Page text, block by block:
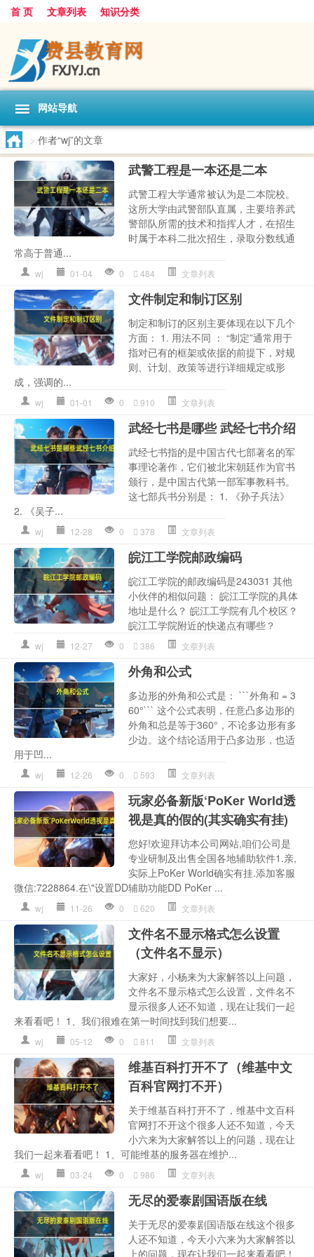
首 页 文章列表 知识分类
网站导航
> 作者“wj”的文章
武警工程是一本还是二本
武警工程大学通常被认为是二本院校。
这所大学由武警部队直属，主要培养武
警部队所需的技术和指挥人才，在招生
时属于本科二批次招生，录取分数线通
常高于普通...
wj 01-04 0 484 文章列表
文件制定和制订区别
制定和制订的区别主要体现在以下几个
方面： 1. 用法不同 ： “制定”通常用于
指对已有的框架或依据的前提下，对规
则、计划、政策等进行详细规定或形
成，强调的...
wj 01-01 0 910 文章列表
武经七书是哪些 武经七书介绍
武经七书指的是中国古代七部著名的军
事理论著作，它们被北宋朝廷作为官书
颁行，是中国古代第一部军事教科书。
这七部兵书分别是： 1. 《孙子兵法》
2. 《吴子...
wj 12-28 0 378 文章列表
皖江工学院邮政编码
皖江工学院的邮政编码是243031 其他
小伙伴的相似问题： 皖江工学院的具体
地址是什么？ 皖江工学院有几个校区？
皖江工学院附近的快递点有哪些？
wj 12-27 0 386 文章列表
外角和公式
多边形的外角和公式是： ```外角和 = 3
60°``` 这个公式表明，任意凸多边形的
外角和总是等于360°，不论多边形有多
少边。这个结论适用于凸多边形，也适
用于凹...
wj 12-26 0 593 文章列表
玩家必备新版‘PoKer World透
视是真的假的(其实确实有挂)
您好!欢迎拜访本公司网站,咱们公司是
专业研制及出售全国各地辅助软件1.亲,
实际上PoKer World确实有挂.添加客服
微信:7228864.在\"设置DD辅助功能DD PoKer ...
wj 11-26 0 620 文章列表
文件名不显示格式怎么设置
（文件名不显示）
大家好，小杨来为大家解答以上问题，
文件名不显示格式怎么设置，文件名不
显示很多人还不知道，现在让我们一起
来看看吧！ 1、我们很难在第一时间找到我们想要...
wj 05-12 0 811 文章列表
维基百科打开不了（维基中文
百科官网打不开）
关于维基百科打开不了，维基中文百科
官网打不开这个很多人还不知道，今天
小六来为大家解答以上的问题，现在让
我们一起来看看吧！ 1、可能维基的服务器在维护...
wj 03-24 0 986 文章列表
无尽的爱泰剧国语版在线
关于无尽的爱泰剧国语版在线这个很多
人还不知道，今天小六来为大家解答以
上的问题，现在让我们一起来看看吧！